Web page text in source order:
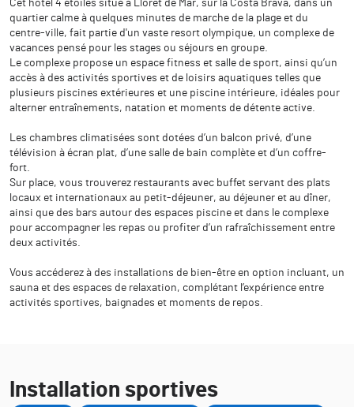
Cet hôtel 4 étoiles situé à Lloret de Mar, sur la Costa Brava, dans un
quartier calme à quelques minutes de marche de la plage et du
centre-ville, fait partie d'un vaste resort olympique, un complexe de
vacances pensé pour les stages ou séjours en groupe.
Le complexe propose un espace fitness et salle de sport, ainsi qu’un
accès à des activités sportives et de loisirs aquatiques telles que
plusieurs piscines extérieures et une piscine intérieure, idéales pour
alterner entraînements, natation et moments de détente active.
Les chambres climatisées sont dotées d’un balcon privé, d’une
télévision à écran plat, d’une salle de bain complète et d’un coffre-
fort.
Sur place, vous trouverez restaurants avec buffet servant des plats
locaux et internationaux au petit-déjeuner, au déjeuner et au dîner,
ainsi que des bars autour des espaces piscine et dans le complexe
pour accompagner les repas ou profiter d’un rafraîchissement entre
deux activités.
Vous accéderez à des installations de bien-être en option incluant, un
sauna et des espaces de relaxation, complétant l’expérience entre
activités sportives, baignades et moments de repos.
Installation sportives